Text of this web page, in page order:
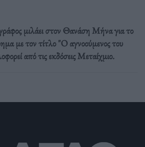
μιλάει στον Θανάση Μήνα για το
με τον τίτλο "Ο αγνοούμενος του
από τις εκδόσεις Μεταίχμιο.